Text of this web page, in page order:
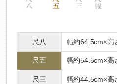
尺八 幅約64.5cm×高
尺五 幅約54.5cm×高
尺三 幅約44.5cm×高